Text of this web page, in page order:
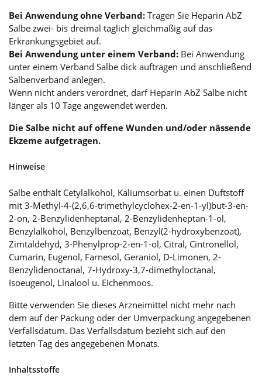
Bei Anwendung ohne Verband: Tragen Sie Heparin AbZ
Salbe zwei- bis dreimal täglich gleichmäßig auf das
Erkrankungsgebiet auf.
Bei Anwendung unter einem Verband: Bei Anwendung
unter einem Verband Salbe dick auftragen und anschließend
Salbenverband anlegen.
Wenn nicht anders verordnet, darf Heparin AbZ Salbe nicht
länger als 10 Tage angewendet werden.
Die Salbe nicht auf offene Wunden und/oder nässende
Ekzeme aufgetragen.
Hinweise
Salbe enthält Cetylalkohol, Kaliumsorbat u. einen Duftstoff
mit 3-Methyl-4-(2,6,6-trimethylcyclohex-2-en-1-yl)but-3-en-
2-on, 2-Benzylidenheptanal, 2-Benzylidenheptan-1-ol,
Benzylalkohol, Benzylbenzoat, Benzyl(2-hydroxybenzoat),
Zimtaldehyd, 3-Phenylprop-2-en-1-ol, Citral, Cintronellol,
Cumarin, Eugenol, Farnesol, Geraniol, D-Limonen, 2-
Benzylidenoctanal, 7-Hydroxy-3,7-dimethyloctanal,
Isoeugenol, Linalool u. Eichenmoos.
Bitte verwenden Sie dieses Arzneimittel nicht mehr nach
dem auf der Packung oder der Umverpackung angegebenen
Verfallsdatum. Das Verfallsdatum bezieht sich auf den
letzten Tag des angegebenen Monats.
Inhaltsstoffe